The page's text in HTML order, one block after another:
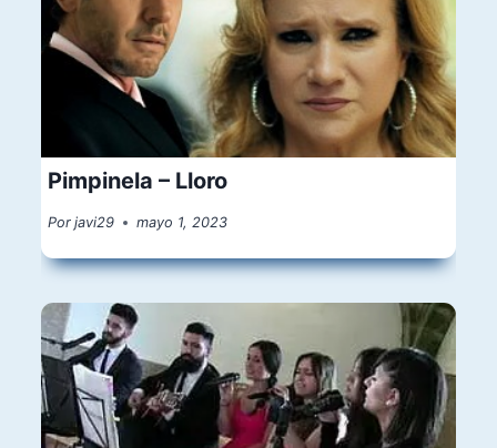
Pimpinela – Lloro
Por javi29 mayo 1, 2023